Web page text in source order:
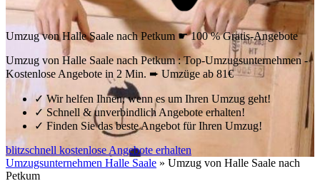
Umzug von Halle Saale nach Petkum ☛ 100 % Gratis-Angebote
Umzug von Halle Saale nach Petkum : Top-Umzugsunternehmen -
Kostenlose Angebote in 2 Min. ➨ Umzüge ab 81€
✓ Wir helfen Ihnen, wenn es um Ihren Umzug geht!
✓Schnell & unverbindlich Angebote erhalten!
✓ Finden Sie das beste Angebot für Ihren Umzug!
blitzschnell kostenlose Angebote erhalten
Umzugsunternehmen Halle Saale » Umzug von Halle Saale nach
Petkum